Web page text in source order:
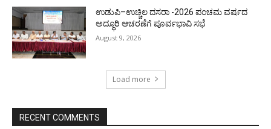
ಉಡುಪಿ–ಉಚ್ಚಿಲ ದಸರಾ -2026 ಪಂಚಮ ವರ್ಷದ
ಅದ್ಧೂರಿ ಆಚರಣೆಗೆ ಪೂರ್ವಭಾವಿ ಸಭೆ
August 9, 2026
Load more
RECENT COMMENTS